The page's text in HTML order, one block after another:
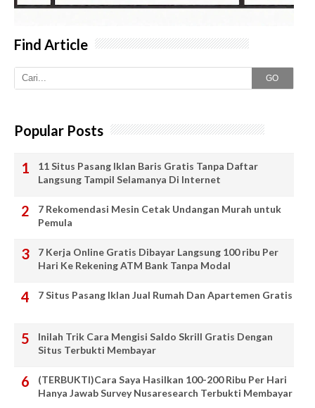
Find Article
GO
Popular Posts
11 Situs Pasang Iklan Baris Gratis Tanpa Daftar
Langsung Tampil Selamanya Di Internet
7 Rekomendasi Mesin Cetak Undangan Murah untuk
Pemula
7 Kerja Online Gratis Dibayar Langsung 100 ribu Per
Hari Ke Rekening ATM Bank Tanpa Modal
7 Situs Pasang Iklan Jual Rumah Dan Apartemen Gratis
Inilah Trik Cara Mengisi Saldo Skrill Gratis Dengan
Situs Terbukti Membayar
(TERBUKTI)Cara Saya Hasilkan 100-200 Ribu Per Hari
Hanya Jawab Survey Nusaresearch Terbukti Membayar